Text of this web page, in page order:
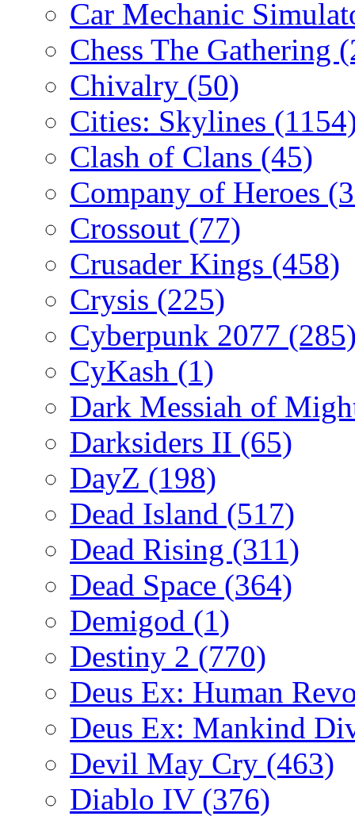
Car Mechanic
Chess The Gathering
Chivalry (50)
Cities: Skylines
Clash of Clans (45)
Company of Heroes
Crossout (77)
Crusader Kings (458)
Crysis (225)
Cyberpunk 2077
CyKash (1)
Dark Messiah of
Darksiders II (65)
DayZ (198)
Dead Island (517)
Dead Rising (311)
Dead Space (364)
Demigod (1)
Destiny 2 (770)
Deus Ex: Human
Deus Ex: Mankind
Devil May Cry (463)
Diablo IV (376)